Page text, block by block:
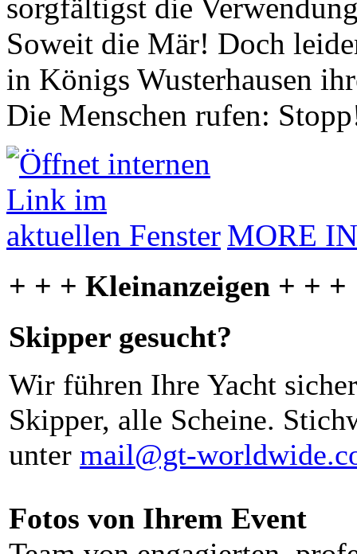
sorgfältigst die
Soweit die Mär! Doch
in Königs Wusterhausen
Die Menschen rufen:
MORE
+ + + Kleinanzeigen + + +
Skipper gesucht?
Wir führen Ihre Yacht
Skipper, alle Scheine.
unter mail@gt-
Fotos von Ihrem Event